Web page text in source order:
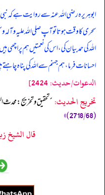
ابوہریرہ رضی اللہ عنہ سے روایت ہے کہ
سحری کا وقت ہوتا تو آپ صلی ‌اللہ ‌علیہ
اللہ کی حمد بیان کی، اس کی نعمتیں ہم پر
احسانات فرما، ہم جہنم سے اللہ کی پناہ
الدعوات/حدیث: 2424]
تخریج الحدیث: ´تحقيق و تخريج: محدث
(2718/68)»
قال الشيخ